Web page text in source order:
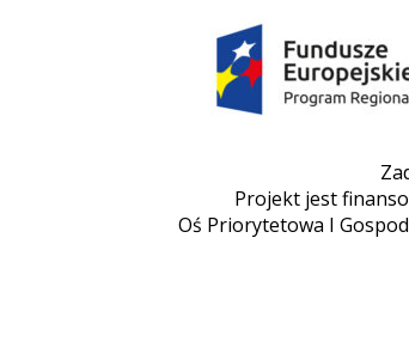
Projekt jest
Oś Priorytetowa I